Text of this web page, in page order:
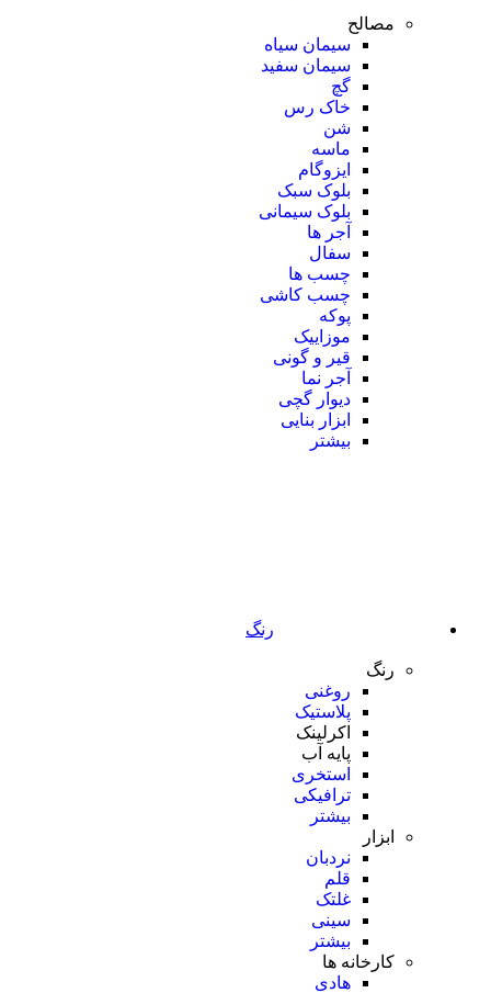
مصالح
سیمان سیاه
سیمان سفید
گچ
خاک رس
شن
ماسه
ایزوگام
بلوک سبک
بلوک سیمانی
آجر ها
سفال
چسب ها
چسب کاشی
پوکه
موزاییک
قیر و گونی
آجر نما
دیوار گچی
ابزار بنایی
بیشتر
رنگ
رنگ
روغنی
پلاستیک
اکرلینک
پایه آب
استخری
ترافیکی
بیشتر
ابزار
نردبان
قلم
غلتک
سینی
بیشتر
کارخانه ها
هادی